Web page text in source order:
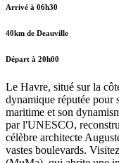
Arrivé à 06h30
40km de Deauville
Départ à 20h00
Le Havre, situé sur la
dynamique réputée pour
maritime et son
par l'UNESCO,
célèbre architecte
vastes boulevards.